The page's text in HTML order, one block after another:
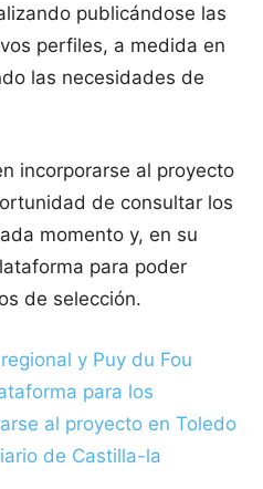
publicándose las
perfiles, a medida en
las necesidades de
incorporarse al proyecto
de consultar los
momento y, en su
para poder
de selección.
y Puy du Fou
para los
al proyecto en Toledo
de Castilla-la